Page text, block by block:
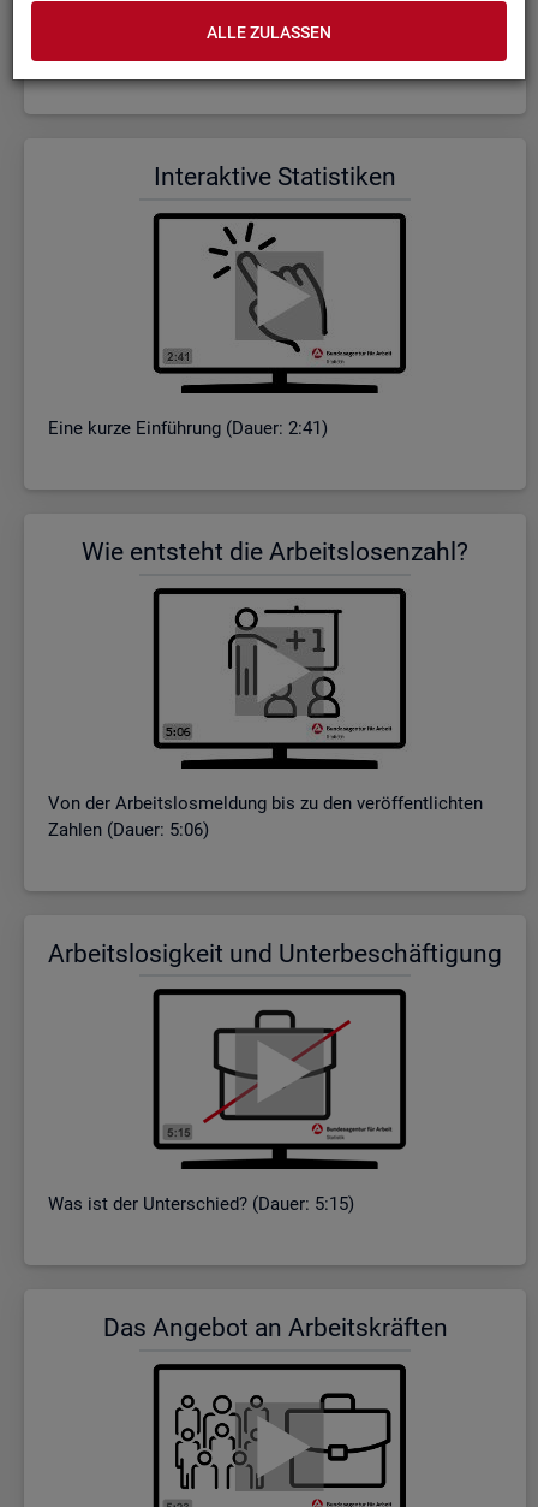
ALLE ZULASSEN
In­ter­ak­ti­ve Sta­tis­ti­ken
Eine kurze Ein­füh­rung (Dauer: 2:41)
Wie ent­steht die Ar­beits­lo­sen­zahl?
Von der Ar­beits­los­mel­dung bis zu den ver­öf­fent­lich­ten
Zah­len (Dauer: 5:06)
Ar­beits­lo­sig­keit und Un­ter­be­schäf­ti­gung
Was ist der Un­ter­schied? (Dauer: 5:15)
Das An­ge­bot an Ar­beits­kräf­ten